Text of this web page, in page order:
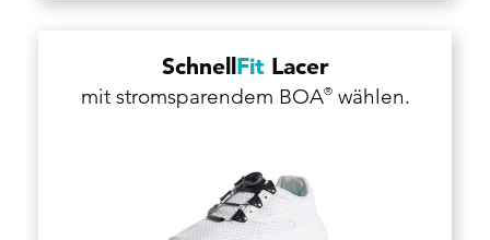
SchnellFit Lacer
mit stromsparendem BOA®wählen.